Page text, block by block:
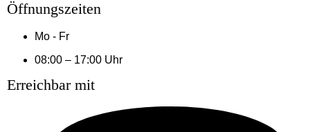
Öffnungszeiten
Mo - Fr
08:00 – 17:00 Uhr
Erreichbar mit